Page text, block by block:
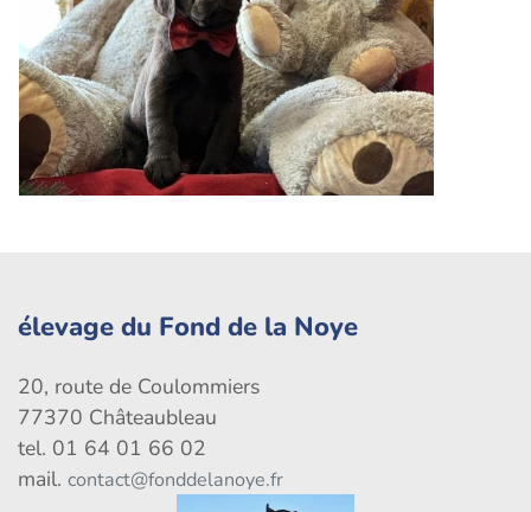
élevage du Fond de la Noye
20, route de Coulommiers
77370 Châteaubleau
tel. 01 64 01 66 02
mail. contact@fonddelanoye.fr